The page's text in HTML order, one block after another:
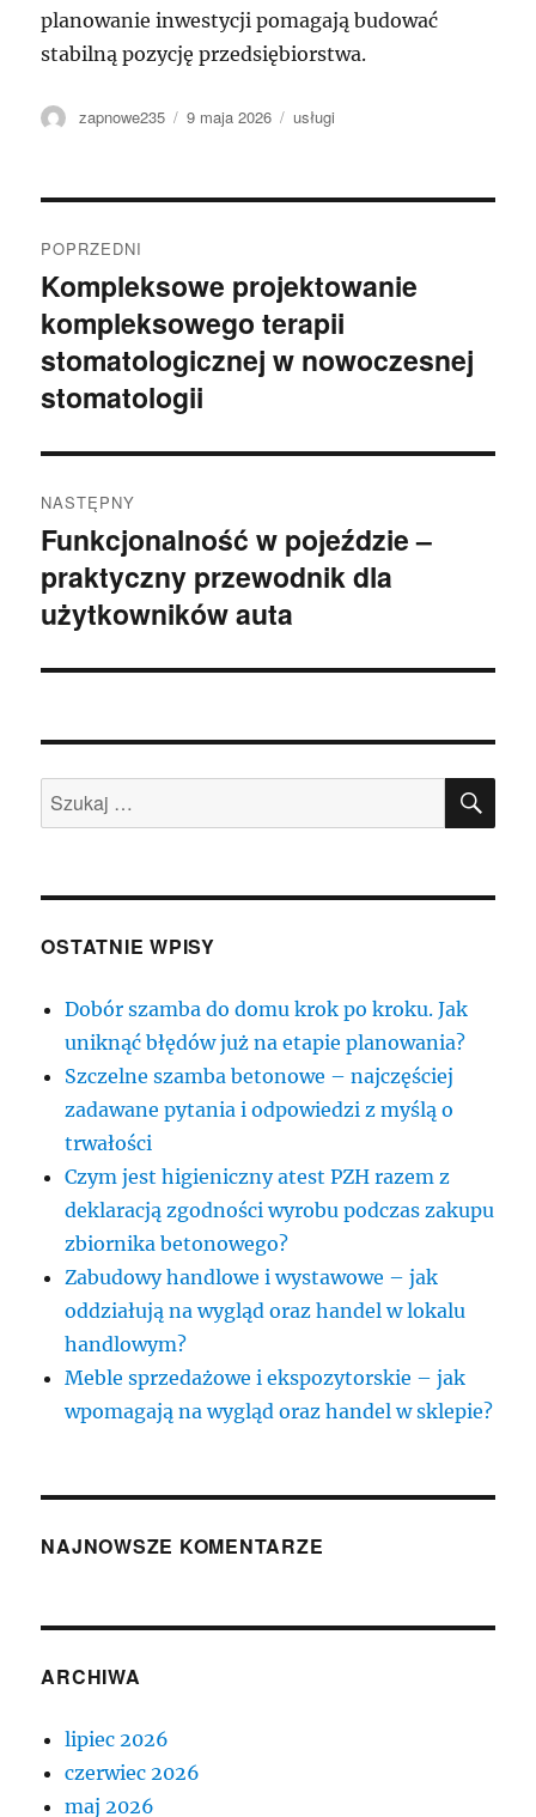
planowanie inwestycji pomagają budować
stabilną pozycję przedsiębiorstwa.
Autor
zapnowe235
Data
9 maja 2026 Kategorie
usługi
wpisu
POPRZEDNI
Poprzedni
wpis:
Kompleksowe projektowanie
kompleksowego terapii
stomatologicznej w nowoczesnej
stomatologii
NASTĘPNY
Następny
wpis:
Funkcjonalność w pojeździe –
praktyczny przewodnik dla
użytkowników auta
Szukaj:
OSTATNIE WPISY
Dobór szamba do domu krok po kroku. Jak
uniknąć błędów już na etapie planowania?
Szczelne szamba betonowe – najczęściej
zadawane pytania i odpowiedzi z myślą o
trwałości
Czym jest higieniczny atest PZH razem z
deklaracją zgodności wyrobu podczas zakupu
zbiornika betonowego?
Zabudowy handlowe i wystawowe – jak
oddziałują na wygląd oraz handel w lokalu
handlowym?
Meble sprzedażowe i ekspozytorskie – jak
wpomagają na wygląd oraz handel w sklepie?
NAJNOWSZE KOMENTARZE
ARCHIWA
lipiec 2026
czerwiec 2026
maj 2026